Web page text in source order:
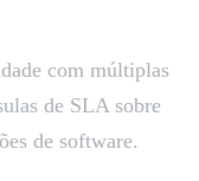
com múltiplas
de SLA sobre
de software.